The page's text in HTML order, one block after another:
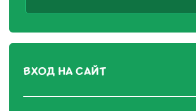
ВХОД НА САЙТ